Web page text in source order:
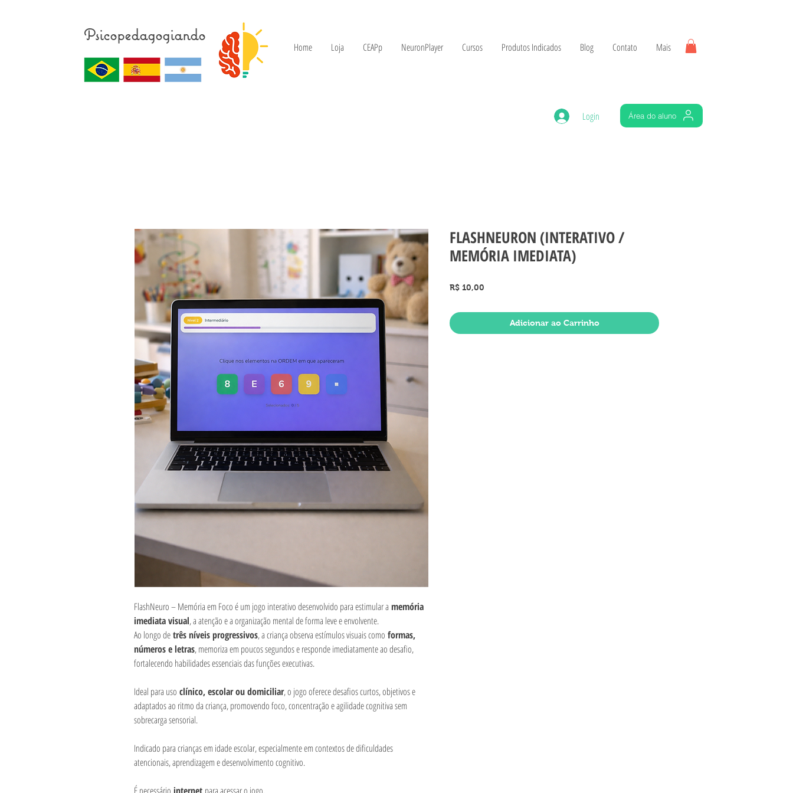
Psicopedagogiando
Home Loja CEAPp NeuronPlayer Cursos Produtos Indicados Blog Contato Mais
Login Área do aluno
FlashNeuro – Memória em Foco é um jogo interativo desenvolvido para estimular a memória
imediata visual, a atenção e a organização mental de forma leve e envolvente.
Ao longo detrês níveis progressivos, a criança observa estímulos visuais como formas,
números e letras, memoriza em poucos segundos e responde imediatamente ao desafio,
fortalecendo habilidades essenciais das funções executivas.
Ideal para uso clínico, escolar ou domiciliar, o jogo oferece desafios curtos, objetivos e
adaptados ao ritmo da criança, promovendo foco, concentração e agilidade cognitiva sem
sobrecarga sensorial.
Indicado para crianças em idade escolar, especialmente em contextos de dificuldades
atencionais, aprendizagem e desenvolvimento cognitivo.
FLASHNEURON (INTERATIVO /
MEMÓRIA IMEDIATA)
R$ 10,00
Adicionar ao Carrinho